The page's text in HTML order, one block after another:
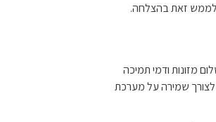
לממש זאת בהצלחה.
מזונות ודמי תמיכה
לצורך שמירה על מערכת